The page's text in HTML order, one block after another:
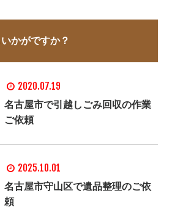
かがですか？
2020.07.19
名古屋市で引越しごみ回収の作業
ご依頼
2025.10.01
名古屋市守山区で遺品整理のご依
頼